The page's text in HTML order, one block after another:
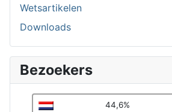
Wetsartikelen
Downloads
Bezoekers
44,6%